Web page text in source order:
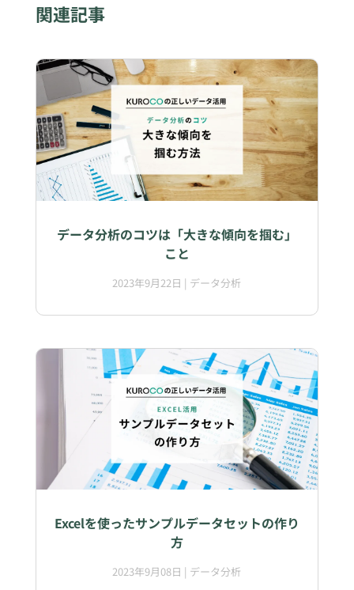
関連記事
データ分析のコツは「大きな傾向を掴む」
こと
2023年9月22日 | データ分析
Excelを使ったサンプルデータセットの作り
方
2023年9月08日 | データ分析